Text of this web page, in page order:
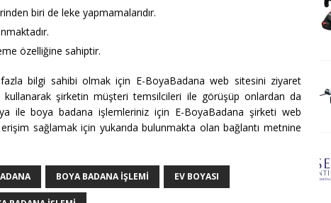
biri de leke yapmamalarıdır.
özelliğine sahiptir.
bilgi sahibi olmak için E-BoyaBadana web sitesini ziyaret
kullanarak şirketin müşteri temsilcileri ile görüşüp onlardan da
ile boya badana işlemleriniz için E-BoyaBadana şirketi web
sağlamak için yukarıda bulunmakta olan bağlantı metnine
BOYA BADANA IŞLEMI EV BOYASI